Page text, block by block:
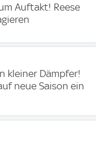
Auftakt! Reese
kleiner Dämpfer!
neue Saison ein